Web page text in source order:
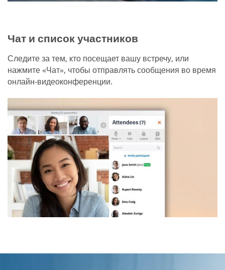
Чат и список участников
Следите за тем, кто посещает вашу встречу, или
нажмите «Чат», чтобы отправлять сообщения во время
онлайн-видеоконференции.